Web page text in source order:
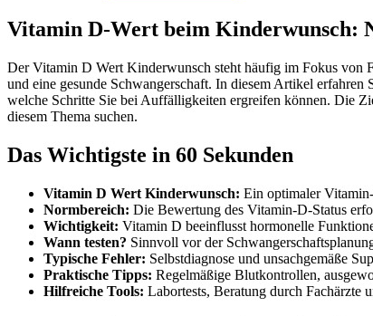
Vitamin D-Wert beim Kinderwunsch:
Der Vitamin D Wert Kinderwunsch steht häufig im Fokus von
und eine gesunde Schwangerschaft. In diesem Artikel
welche Schritte Sie bei Auffälligkeiten ergreifen können. Die
diesem Thema suchen.
Das Wichtigste in 60 Sekunden
Vitamin D Wert Kinderwunsch: Ein optimaler
Normbereich: Die Bewertung des Vitamin-D-Status
Wichtigkeit: Vitamin D beeinflusst hormonelle
Wann testen? Sinnvoll vor der
Typische Fehler: Selbstdiagnose und unsachgemäße
Praktische Tipps: Regelmäßige Blutkontrollen,
Hilfreiche Tools: Labortests, Beratung durch Fachärzte